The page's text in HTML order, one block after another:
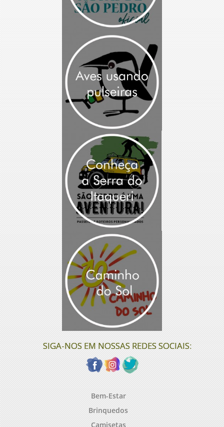
SIGA-NOS EM NOSSAS REDES SOCIAIS:
Bem-Estar
Brinquedos
Camisetas